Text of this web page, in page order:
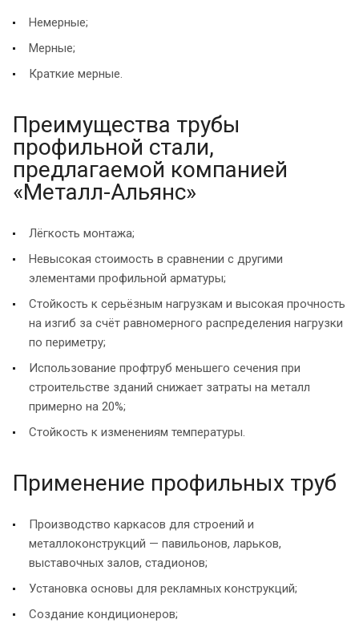
Немерные;
Мерные;
Краткие мерные.
Преимущества трубы
профильной стали,
предлагаемой компанией
«Металл-Альянс»
Лёгкость монтажа;
Невысокая стоимость в сравнении с другими
элементами профильной арматуры;
Стойкость к серьёзным нагрузкам и высокая прочность
на изгиб за счёт равномерного распределения нагрузки
по периметру;
Использование профтруб меньшего сечения при
строительстве зданий снижает затраты на металл
примерно на 20%;
Стойкость к изменениям температуры.
Применение профильных труб
Производство каркасов для строений и
металлоконструкций — павильонов, ларьков,
выставочных залов, стадионов;
Установка основы для рекламных конструкций;
Создание кондиционеров;